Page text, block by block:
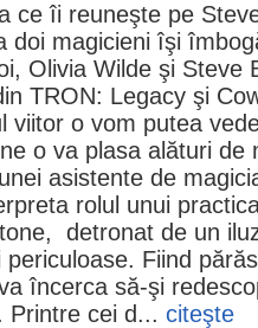
ce îi reuneşte pe
doi magicieni îşi
Olivia Wilde şi Steve
TRON: Legacy şi
viitor o vom putea
o va plasa alături de
asistente de
rolul unui
detronat de un
Fiind
încerca să-şi
Printre cei d... citeşte